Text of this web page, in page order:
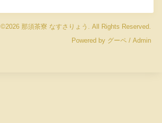
©2026 那須茶寮 なすさりょう . All Rights Reserved.
Powered by グーペ / Admin